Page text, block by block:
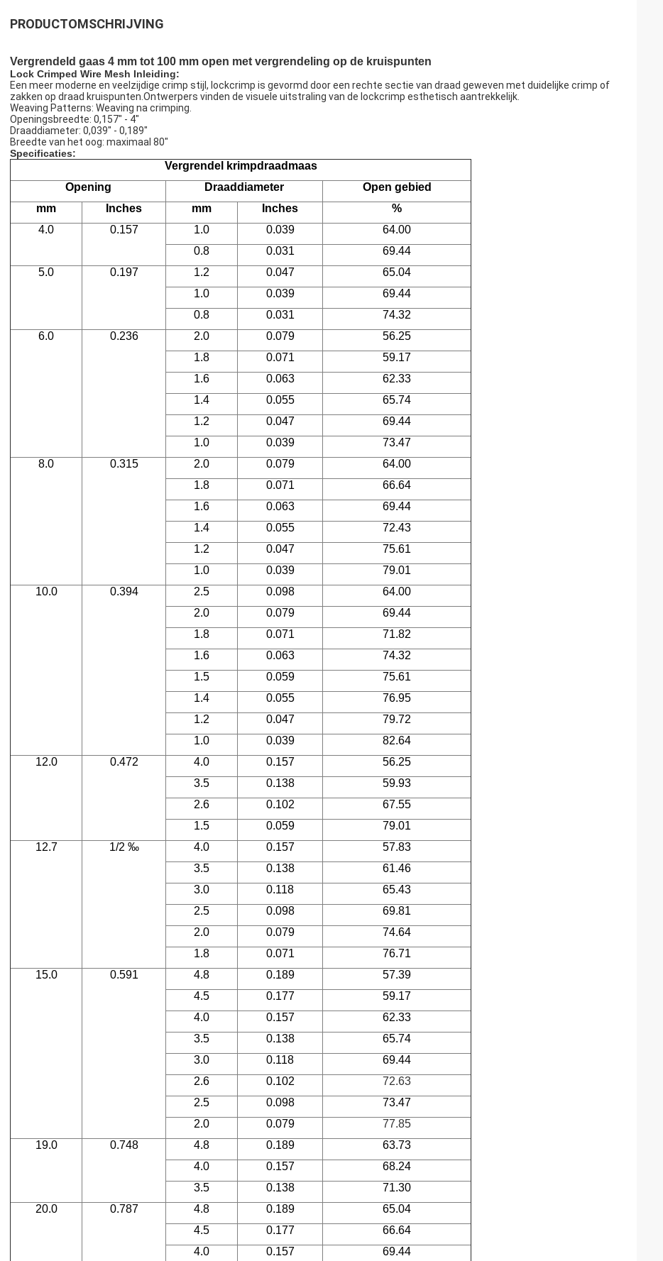
PRODUCTOMSCHRIJVING
Vergrendeld gaas 4 mm tot 100 mm open met vergrendeling op de kruispunten
Lock Crimped Wire Mesh Inleiding:
Een meer moderne en veelzijdige crimp stijl, lockcrimp is gevormd door een rechte sectie van draad geweven met duidelijke crimp of
zakken op draad kruispunten.Ontwerpers vinden de visuele uitstraling van de lockcrimp esthetisch aantrekkelijk.
Weaving Patterns: Weaving na crimping.
Openingsbreedte: 0,157" - 4"
Draaddiameter: 0,039" - 0,189"
Breedte van het oog: maximaal 80"
Specificaties:
Vergrendel krimpdraadmaas
Opening
Draaddiameter
Open gebied
mm
Inches mm Inches
%
4.0
0.157 1.0 0.039
64.00
0.8
0.031
69.44
5.0
0.197 1.2 0.047
65.04
1.0
0.039
69.44
0.8
0.031
74.32
6.0
0.236 2.0 0.079
56.25
1.8
0.071
59.17
1.6
0.063
62.33
1.4
0.055
65.74
1.2
0.047
69.44
1.0
0.039
73.47
8.0
0.315 2.0 0.079
64.00
1.8
0.071
66.64
1.6
0.063
69.44
1.4
0.055
72.43
1.2
0.047
75.61
1.0
0.039
79.01
10.0
0.394 2.5 0.098
64.00
2.0
0.079
69.44
1.8
0.071
71.82
1.6
0.063
74.32
1.5
0.059
75.61
1.4
0.055
76.95
1.2
0.047
79.72
1.0
0.039
82.64
12.0
0.472 4.0 0.157
56.25
3.5
0.138
59.93
2.6
0.102
67.55
1.5
0.059
79.01
12.7
1/2 ‰ 4.0 0.157
57.83
3.5
0.138
61.46
3.0
0.118
65.43
2.5
0.098
69.81
2.0
0.079
74.64
1.8
0.071
76.71
15.0
0.591 4.8 0.189
57.39
4.5
0.177
59.17
4.0
0.157
62.33
3.5
0.138
65.74
3.0
0.118
69.44
2.6
0.102
72.63
2.5
0.098
73.47
2.0
0.079
77.85
19.0
0.748 4.8 0.189
63.73
4.0
0.157
68.24
3.5
0.138
71.30
20.0
0.787 4.8 0.189
65.04
4.5
0.177
66.64
4.0
0.157 69.44